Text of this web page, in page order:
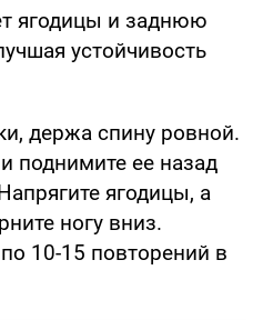
ягодицы и заднюю
устойчивость
держа спину ровной.
поднимите ее назад
ягодицы, а
ногу вниз.
10-15 повторений в